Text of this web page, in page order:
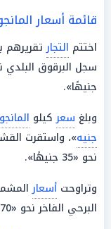
قائمة أسعار
اختتم التجارتقريرهم
جنيهًا».
وبلغ سعركيلو المانجو
جنيه»، واستقرت
نحو «35 جنيهًا».
وتراوحت أسعارالمشمش
البرحي الفاخر نحو «70 جنيهًا»، والبلح السيوي «65 جنيهًا».